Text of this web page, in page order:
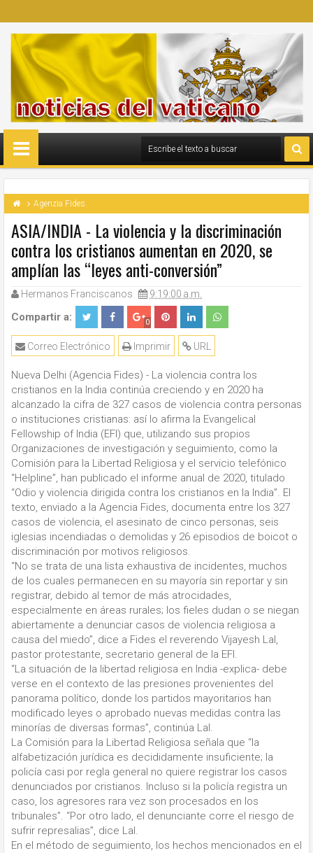
Agenzia Fides
ASIA/INDIA - La violencia y la discriminación
contra los cristianos aumentan en 2020, se
amplían las “leyes anti-conversión”
Hermanos Franciscanos 9:19:00 a.m.
Compartir a: 0
URL
Imprimir
Correo Electrónico
Nueva Delhi (Agencia Fides) - La violencia contra los
cristianos en la India continúa creciendo y en 2020 ha
alcanzado la cifra de 327 casos de violencia contra personas
o instituciones cristianas: así lo afirma la Evangelical
Fellowship of India (EFI) que, utilizando sus propios
Organizaciones de investigación y seguimiento, como la
Comisión para la Libertad Religiosa y el servicio telefónico
“Helpline”, han publicado el informe anual de 2020, titulado
“Odio y violencia dirigida contra los cristianos en la India”. El
texto, enviado a la Agencia Fides, documenta entre los 327
casos de violencia, el asesinato de cinco personas, seis
iglesias incendiadas o demolidas y 26 episodios de boicot o
discriminación por motivos religiosos.
“No se trata de una lista exhaustiva de incidentes, muchos
de los cuales permanecen en su mayoría sin reportar y sin
registrar, debido al temor de más atrocidades,
especialmente en áreas rurales; los fieles dudan o se niegan
abiertamente a denunciar casos de violencia religiosa a
causa del miedo”, dice a Fides el reverendo Vijayesh Lal,
pastor protestante, secretario general de la EFI.
“La situación de la libertad religiosa en India -explica- debe
verse en el contexto de las presiones provenientes del
panorama político, donde los partidos mayoritarios han
modificado leyes o aprobado nuevas medidas contra las
minorías de diversas formas”, continúa Lal.
La Comisión para la Libertad Religiosa señala que “la
alfabetización jurídica es decididamente insuficiente; la
policía casi por regla general no quiere registrar los casos
denunciados por cristianos. Incluso si la policía registra un
caso, los agresores rara vez son procesados ​​en los
tribunales”. “Por otro lado, el denunciante corre el riesgo de
sufrir represalias”, dice Lal.
En el método de seguimiento, los hechos mencionados en el